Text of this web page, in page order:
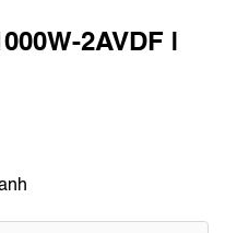
2AVDF |